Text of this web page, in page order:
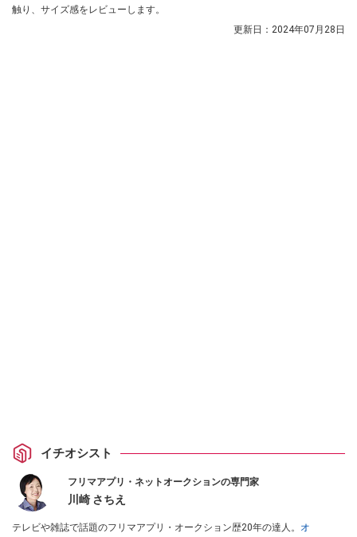
触り、サイズ感をレビューします。
更新日： 2024年07月28日
イチオシスト
フリマアプリ・ネットオークションの専門家
川崎 さちえ
テレビや雑誌で話題のフリマアプリ・オークション歴20年の達人。 オ